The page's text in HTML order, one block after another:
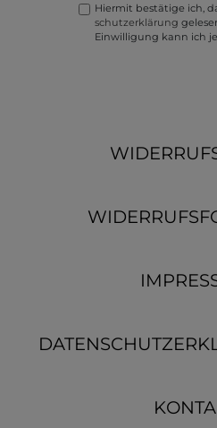
Hiermit bestätige ich,
schutz­erklärung
Einwilligung kann ich